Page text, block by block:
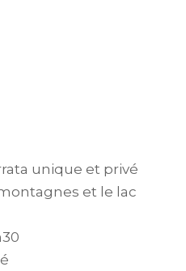
unique et privé
et le lac